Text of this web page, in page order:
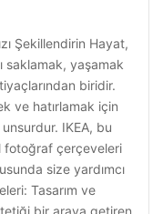
Şekillendirin Hayat,
saklamak, yaşamak
biridir.
ve hatırlamak için
IKEA, bu
fotoğraf çerçeveleri
size yardımcı
Tasarım ve
bir araya getiren